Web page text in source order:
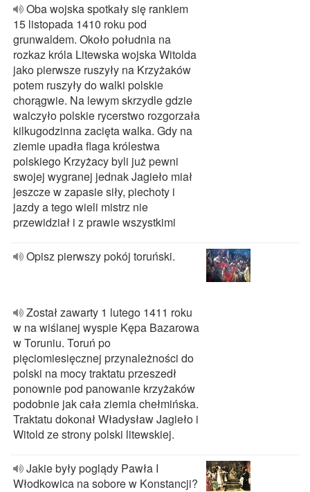
Oba wojska spotkały się rankiem
15 listopada 1410 roku pod
grunwaldem. Około południa na
rozkaz króla Litewska wojska Witolda
jako pierwsze ruszyły na Krzyżaków
potem ruszyły do walki polskie
chorągwie. Na lewym skrzydle gdzie
walczyło polskie rycerstwo rozgorzała
kilkugodzinna zacięta walka. Gdy na
ziemie upadła flaga królestwa
polskiego Krzyżacy byli już pewni
swojej wygranej jednak Jagieło miał
jeszcze w zapasie siły, piechoty i
jazdy a tego wieli mistrz nie
przewidział i z prawie wszystkimi
Opisz pierwszy pokój toruński.
Został zawarty 1 lutego 1411 roku
w na wiślanej wyspie Kępa Bazarowa
w Toruniu. Toruń po
pięciomiesięcznej przynależności do
polski na mocy traktatu przeszedł
ponownie pod panowanie krzyżaków
podobnie jak cała ziemia chełmińska.
Traktatu dokonał Władysław Jagieło i
Witold ze strony polski litewskiej.
Jakie były poglądy Pawła I
Włodkowica na sobore w Konstancji?